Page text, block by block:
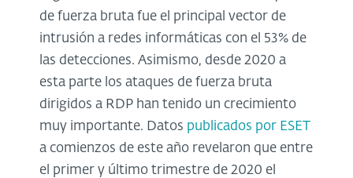
de fuerza bruta fue el principal vector de
intrusión a redes informáticas con el 53% de
las detecciones. Asimismo, desde 2020 a
esta parte los ataques de fuerza bruta
dirigidos a RDP han tenido un crecimiento
muy importante. Datos publicados por ESET
a comienzos de este año revelaron que entre
el primer y último trimestre de 2020 el